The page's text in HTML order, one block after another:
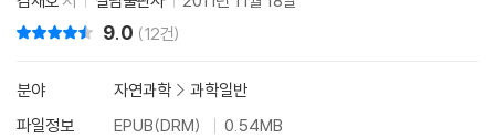
9.0 (12건)
분야 자연과학 > 과학일반
파일정보
EPUB(DRM)
0.54MB